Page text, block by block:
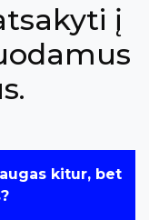
į
kitur, bet